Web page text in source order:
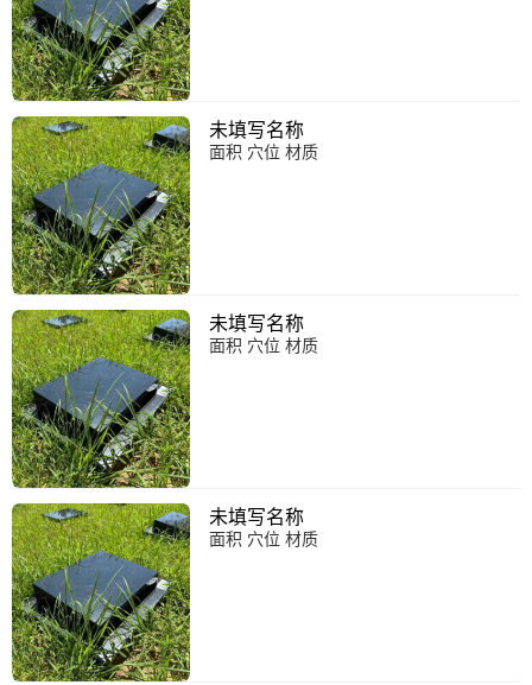
未填写名称
面积 穴位 材质
未填写名称
面积 穴位 材质
未填写名称
面积 穴位 材质